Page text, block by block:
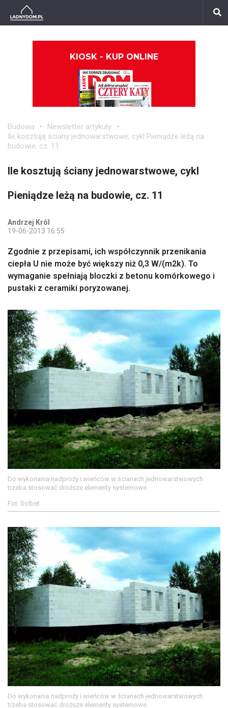
KIOSK - KUP ONLINE
Budowa
Newsletter artykuły
Ile kosztują ściany jednowarstwowe, cykl Pieniądze leżą na
budowie, cz. 11
Ile kosztują ściany jednowarstwowe, cykl
Pieniądze leżą na budowie, cz. 11
Andrzej Król
19-06-2013 16:55
Zgodnie z przepisami, ich współczynnik przenikania
ciepła U nie może być większy niż 0,3 W/(m2k). To
wymaganie spełniają bloczki z betonu komórkowego i
pustaki z ceramiki poryzowanej.
Do wykonania nadproży i wieńców w ścianach jednowarstwowych
trzeba stosować droższe elementy systemowe
Fot. Solbet
Do wykonania nadproży i wieńców w ścianach jednowarstwowych
trzeba stosować droższe elementy systemowe